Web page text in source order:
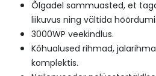
Õlgadel sammuasted, et
liikuvus ning vältida
3000WP veekindlus.
Kõhualused rihmad,
komplektis.